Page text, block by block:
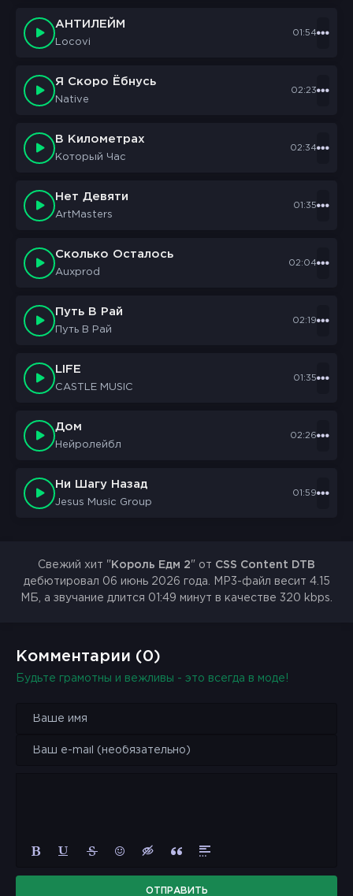
АНТИЛЕЙМ
Locovi
01:54
Я Скоро Ёбнусь
Native
02:23
В Километрах
Который Час
02:34
Нет Девяти
ArtMasters
01:35
Сколько Осталось
Auxprod
02:04
Путь В Рай
Путь В Рай
02:19
LIFE
CASTLE MUSIC
01:35
Дом
Нейролейбл
02:26
Ни Шагу Назад
Jesus Music Group
01:59
Свежий хит " Король Едм 2" от CSS Content DTB
дебютировал 06 июнь 2026 года. MP3-файл весит 4.15
МБ, а звучание длится 01:49 минут в качестве 320 kbps.
Комментарии (0)
Будьте грамотны и вежливы - это всегда в моде!
ОТПРАВИТЬ